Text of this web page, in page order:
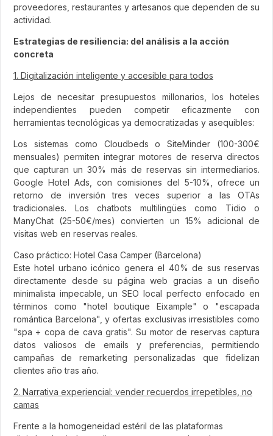
proveedores, restaurantes y artesanos que dependen de su
actividad.
Estrategias de resiliencia: del análisis a la acción
concreta
1. Digitalización inteligente y accesible para todos
Lejos de necesitar presupuestos millonarios, los hoteles
independientes pueden competir eficazmente con
herramientas tecnológicas ya democratizadas y asequibles:
Los sistemas como Cloudbeds o SiteMinder (100-300€
mensuales) permiten integrar motores de reserva directos
que capturan un 30% más de reservas sin intermediarios.
Google Hotel Ads, con comisiones del 5-10%, ofrece un
retorno de inversión tres veces superior a las OTAs
tradicionales. Los chatbots multilingües como Tidio o
ManyChat (25-50€/mes) convierten un 15% adicional de
visitas web en reservas reales.
Caso práctico: Hotel Casa Camper (Barcelona)
Este hotel urbano icónico genera el 40% de sus reservas
directamente desde su página web gracias a un diseño
minimalista impecable, un SEO local perfecto enfocado en
términos como "hotel boutique Eixample" o "escapada
romántica Barcelona", y ofertas exclusivas irresistibles como
"spa + copa de cava gratis". Su motor de reservas captura
datos valiosos de emails y preferencias, permitiendo
campañas de remarketing personalizadas que fidelizan
clientes año tras año.
2. Narrativa experiencial: vender recuerdos irrepetibles, no
camas
Frente a la homogeneidad estéril de las plataformas